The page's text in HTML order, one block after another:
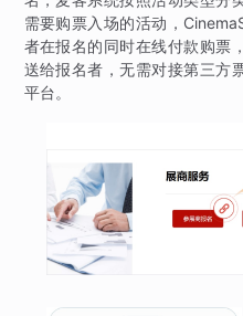
需要购票入场的活动，
者在报名的同时在线付款购票
送给报名者，无需对接第三方
平台。